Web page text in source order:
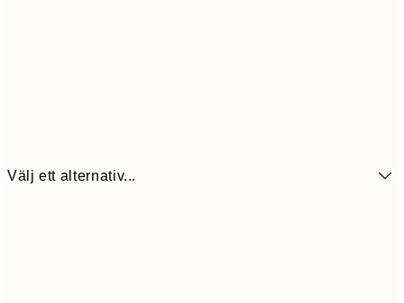
Välj ett alternativ...